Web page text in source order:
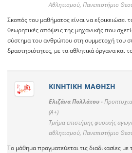
Αθλητισμού, Πανεπιστήμιο
Σκοπός του μαθήματος είναι να εξοικειώσει
θεωρητικές απόψεις της μηχανικής που
σύστημα του ανθρώπου στη συμμετοχή του
δραστηριότητες, με τα αθλητικά όργανα και
ΚΙΝΗΤΙΚΗ ΜΑΘΗΣΗ
Ελιζάνα Πολλάτου -
(A+)
Τμήμα επιστήμης φυσικής
αθλητισμού, Πανεπιστήμιο
Το μάθημα πραγματεύεται τις διαδικασίες με